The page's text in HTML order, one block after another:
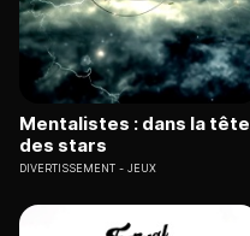
Mentalistes : dans la tête
des stars
DIVERTISSEMENT JEUX